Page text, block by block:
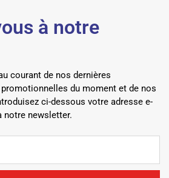
à notre
courant de nos dernières
du moment et de nos
ci-dessous votre adresse e-
notre newsletter.